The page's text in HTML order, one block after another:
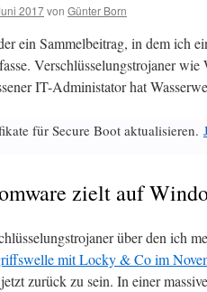
2017von Günter Born
ein Sammelbeitrag, in dem ich
Verschlüsselungstrojaner
IT-Administator hat
für Secure Boot aktualisieren.
zielt auf
über den ich
mit Locky & Co im
zurück zu sein. In einer